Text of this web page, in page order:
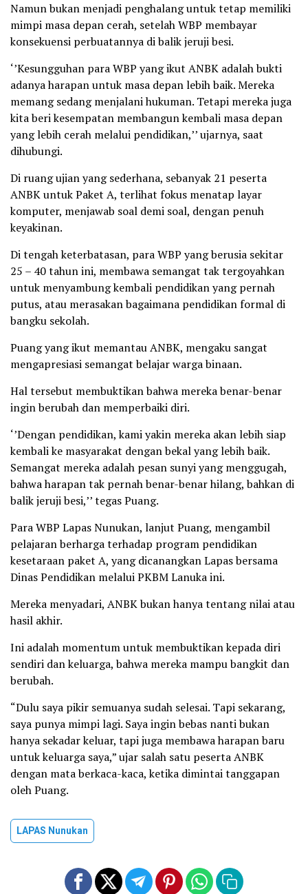
Namun bukan menjadi penghalang untuk tetap memiliki
mimpi masa depan cerah, setelah WBP membayar
konsekuensi perbuatannya di balik jeruji besi.
‘’Kesungguhan para WBP yang ikut ANBK adalah bukti
adanya harapan untuk masa depan lebih baik. Mereka
memang sedang menjalani hukuman. Tetapi mereka juga
kita beri kesempatan membangun kembali masa depan
yang lebih cerah melalui pendidikan,’’ ujarnya, saat
dihubungi.
Di ruang ujian yang sederhana, sebanyak 21 peserta
ANBK untuk Paket A, terlihat fokus menatap layar
komputer, menjawab soal demi soal, dengan penuh
keyakinan.
Di tengah keterbatasan, para WBP yang berusia sekitar
25 – 40 tahun ini, membawa semangat tak tergoyahkan
untuk menyambung kembali pendidikan yang pernah
putus, atau merasakan bagaimana pendidikan formal di
bangku sekolah.
Puang yang ikut memantau ANBK, mengaku sangat
mengapresiasi semangat belajar warga binaan.
Hal tersebut membuktikan bahwa mereka benar-benar
ingin berubah dan memperbaiki diri.
‘’Dengan pendidikan, kami yakin mereka akan lebih siap
kembali ke masyarakat dengan bekal yang lebih baik.
Semangat mereka adalah pesan sunyi yang menggugah,
bahwa harapan tak pernah benar-benar hilang, bahkan di
balik jeruji besi,’’ tegas Puang.
Para WBP Lapas Nunukan, lanjut Puang, mengambil
pelajaran berharga terhadap program pendidikan
kesetaraan paket A, yang dicanangkan Lapas bersama
Dinas Pendidikan melalui PKBM Lanuka ini.
Mereka menyadari, ANBK bukan hanya tentang nilai atau
hasil akhir.
Ini adalah momentum untuk membuktikan kepada diri
sendiri dan keluarga, bahwa mereka mampu bangkit dan
berubah.
“Dulu saya pikir semuanya sudah selesai. Tapi sekarang,
saya punya mimpi lagi. Saya ingin bebas nanti bukan
hanya sekadar keluar, tapi juga membawa harapan baru
untuk keluarga saya,” ujar salah satu peserta ANBK
dengan mata berkaca-kaca, ketika dimintai tanggapan
oleh Puang.
LAPAS Nunukan